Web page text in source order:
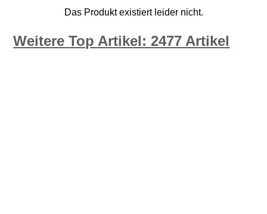
Das Produkt existiert leider nicht.
Weitere Top Artikel: 2477 Artikel